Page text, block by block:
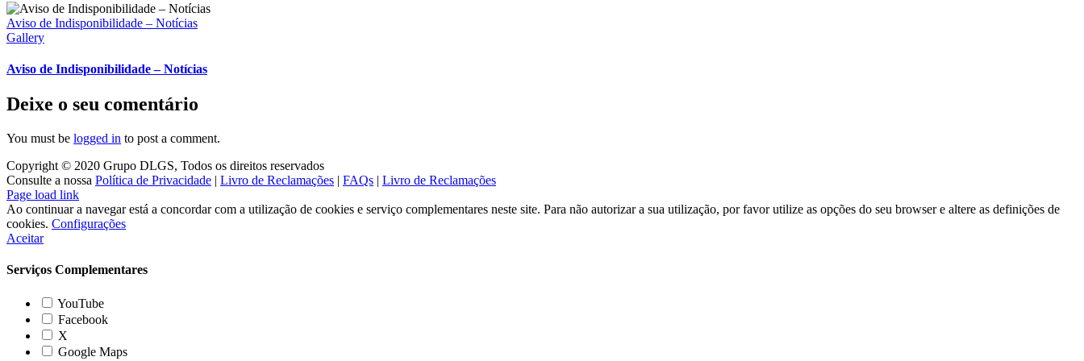
Aviso de Indisponibilidade – Notícias
Gallery
Aviso de Indisponibilidade – Notícias
Deixe o seu comentário
You must be logged in to post a comment.
Copyright © 2020 Grupo DLGS, Todos os direitos reservados
Consulte a nossa Política de Privacidade | Livro de Reclamações | FAQs | Livro de Reclamações
Facebook
LinkedIn
Page load link
Ao continuar a navegar está a concordar com a utilização de cookies e serviço complementares neste site. Para não autorizar a sua utilização, por favor utilize as opções do seu browser e altere as definições de
cookies. Configurações
Aceitar
Serviços Complementares
YouTube
Facebook
X
Google Maps